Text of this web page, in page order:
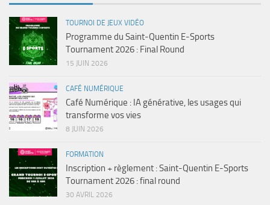
TOURNOI DE JEUX VIDÉO
Programme du Saint-Quentin E-Sports
Tournament 2026 : Final Round
15 JUIN 2026
CAFÉ NUMÉRIQUE
Café Numérique : IA générative, les usages qui
transforme vos vies
8 JUIN 2026
FORMATION
Inscription + règlement : Saint-Quentin E-Sports
Tournament 2026 : final round
30 AVRIL 2026